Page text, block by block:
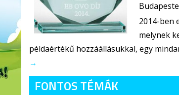
2014-ben
melynek
példaértékű hozzáállásukkal, egy
→
FONTOS TÉMÁK